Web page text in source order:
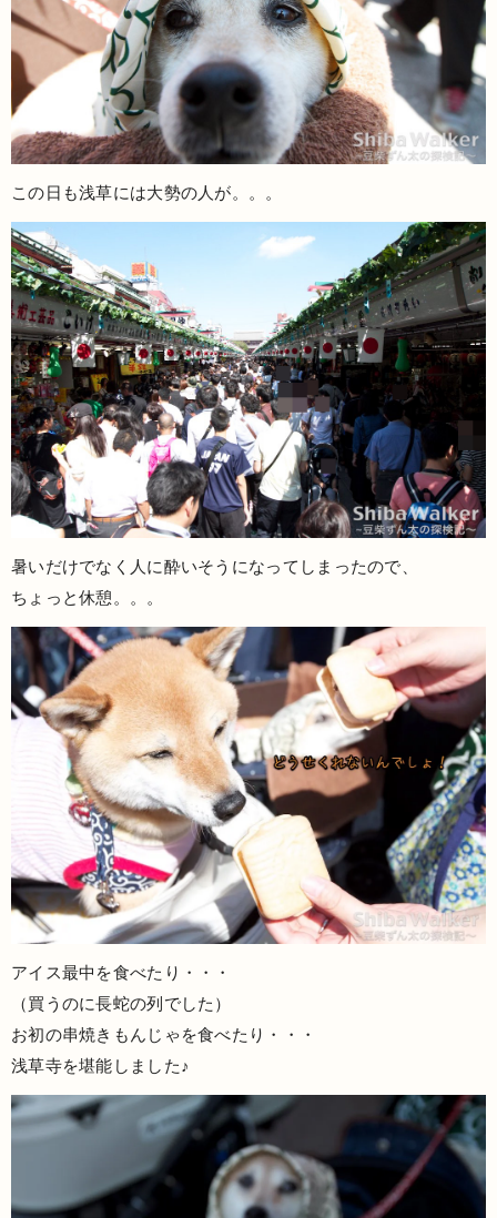
この日も浅草には大勢の人が。。。
暑いだけでなく人に酔いそうになってしまったので、
ちょっと休憩。。。
アイス最中を食べたり・・・
（買うのに長蛇の列でした）
お初の串焼きもんじゃを食べたり・・・
浅草寺を堪能しました♪